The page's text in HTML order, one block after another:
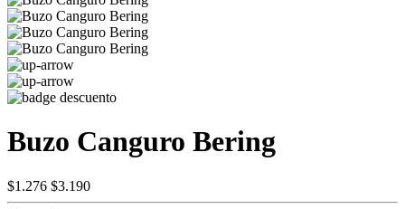
Buzo Canguro Bering
$1.276 $3.190